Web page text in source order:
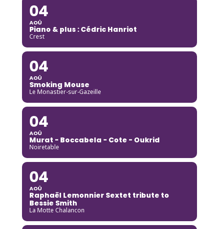
04
AOÛ
Piano & plus : Cédric Hanriot
Crest
04
AOÛ
Smoking Mouse
Le Monastier-sur-Gazeille
04
AOÛ
Murat - Boccabela - Cote - Oukrid
Noiretable
04
AOÛ
Raphaël Lemonnier Sextet tribute to
Bessie Smith
La Motte Chalancon